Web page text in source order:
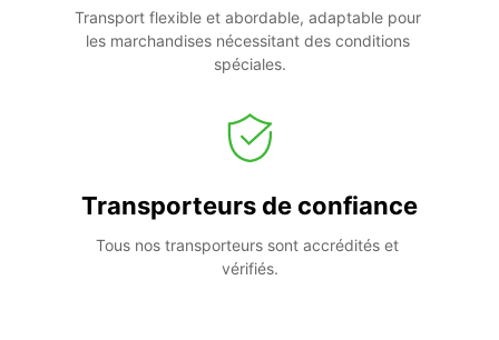
Transport flexible et abordable, adaptable pour
les marchandises nécessitant des conditions
spéciales.
Transporteurs de confiance
Tous nos transporteurs sont accrédités et
vérifiés.